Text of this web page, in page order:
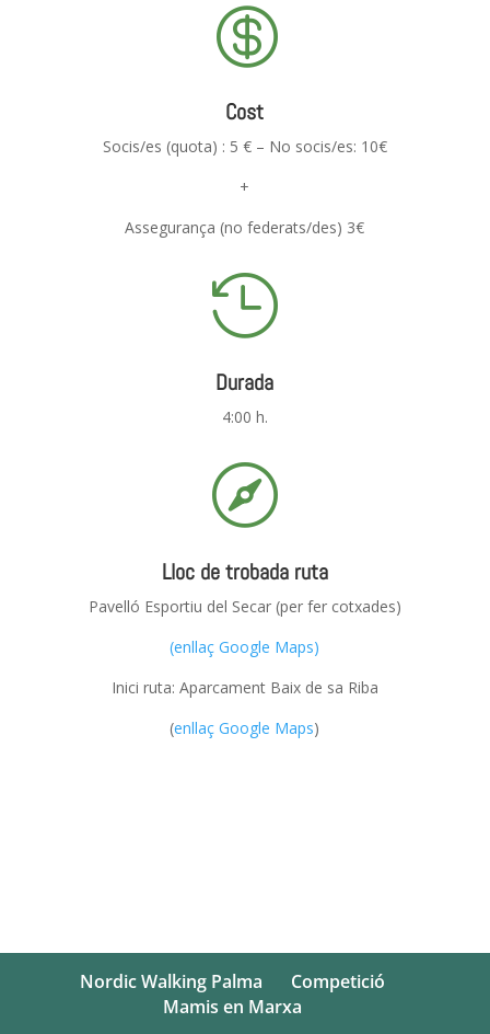

Cost
Socis/es (quota) : 5 € – No socis/es: 10€
+
Assegurança (no federats/des) 3€

Durada
4:00 h.

Lloc de trobada ruta
Pavelló Esportiu del Secar (per fer cotxades)
(enllaç Google Maps)
Inici ruta: Aparcament Baix de sa Riba
(enllaçGoogle Maps)
Nordic Walking Palma
Competició
Mamis en Marxa